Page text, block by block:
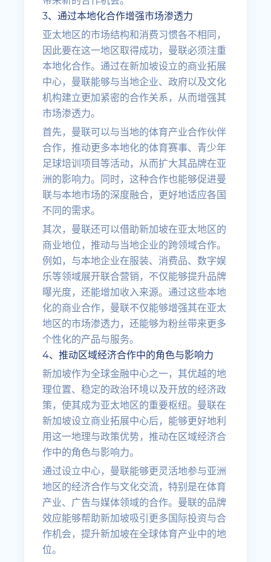
3、通过本地化合作增强市场渗透力
亚太地区的市场结构和消费习惯各不相同，
因此要在这一地区取得成功，曼联必须注重
本地化合作。通过在新加坡设立的商业拓展
中心，曼联能够与当地企业、政府以及文化
机构建立更加紧密的合作关系，从而增强其
市场渗透力。
首先，曼联可以与当地的体育产业合作伙伴
合作，推动更多本地化的体育赛事、青少年
足球培训项目等活动，从而扩大其品牌在亚
洲的影响力。同时，这种合作也能够促进曼
联与本地市场的深度融合，更好地适应各国
不同的需求。
其次，曼联还可以借助新加坡在亚太地区的
商业地位，推动与当地企业的跨领域合作。
例如，与本地企业在服装、消费品、数字娱
乐等领域展开联合营销，不仅能够提升品牌
曝光度，还能增加收入来源。通过这些本地
化的商业合作，曼联不仅能够增强其在亚太
地区的市场渗透力，还能够为粉丝带来更多
个性化的产品与服务。
4、推动区域经济合作中的角色与影响力
新加坡作为全球金融中心之一，其优越的地
理位置、稳定的政治环境以及开放的经济政
策，使其成为亚太地区的重要枢纽。曼联在
新加坡设立商业拓展中心后，能够更好地利
用这一地理与政策优势，推动在区域经济合
作中的角色与影响力。
通过设立中心，曼联能够更灵活地参与亚洲
地区的经济合作与文化交流，特别是在体育
产业、广告与媒体领域的合作。曼联的品牌
效应能够帮助新加坡吸引更多国际投资与合
作机会，提升新加坡在全球体育产业中的地
位。